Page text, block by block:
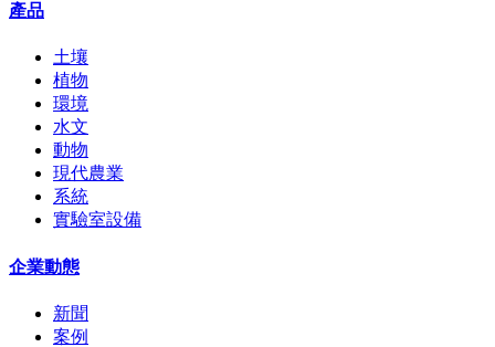
產品
土壤
植物
環境
水文
動物
現代農業
系統
實驗室設備
企業動態
新聞
案例